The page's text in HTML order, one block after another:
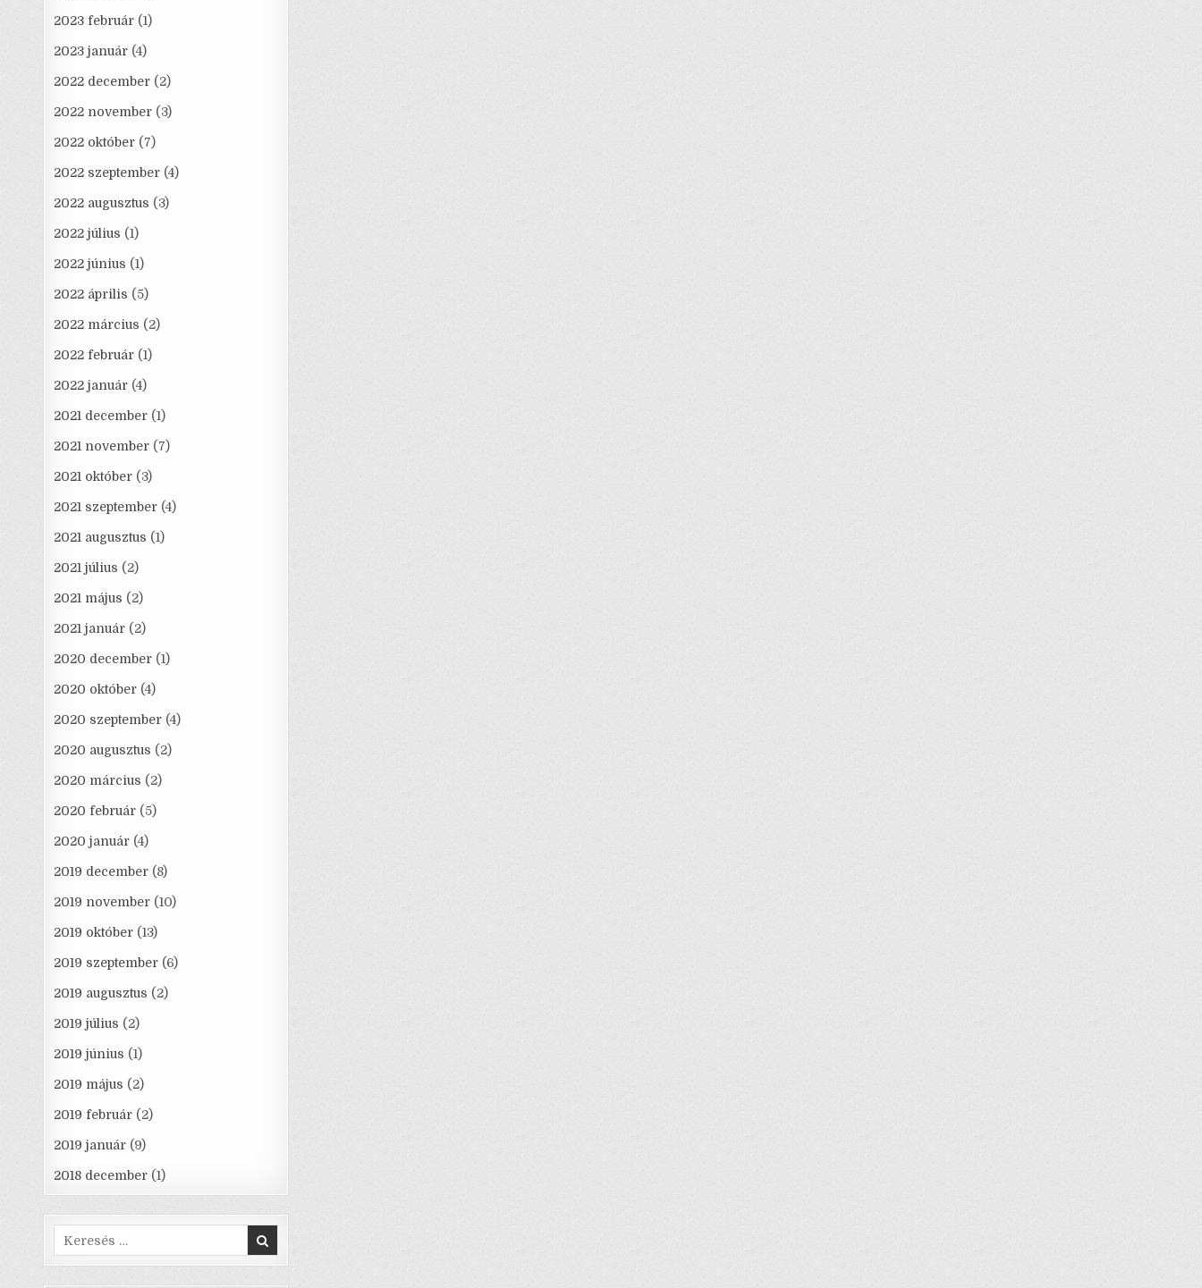
2023 február (1)
2023 január (4)
2022 december (2)
2022 november (3)
2022 október (7)
2022 szeptember (4)
2022 augusztus (3)
2022 július (1)
2022 június (1)
2022 április (5)
2022 március (2)
2022 február (1)
2022 január (4)
2021 december (1)
2021 november (7)
2021 október (3)
2021 szeptember (4)
2021 augusztus (1)
2021 július (2)
2021 május (2)
2021 január (2)
2020 december (1)
2020 október (4)
2020 szeptember (4)
2020 augusztus (2)
2020 március (2)
2020 február (5)
2020 január (4)
2019 december (8)
2019 november (10)
2019 október (13)
2019 szeptember (6)
2019 augusztus (2)
2019 július (2)
2019 június (1)
2019 május (2)
2019 február (2)
2019 január (9)
2018 december (1)
Search
for: